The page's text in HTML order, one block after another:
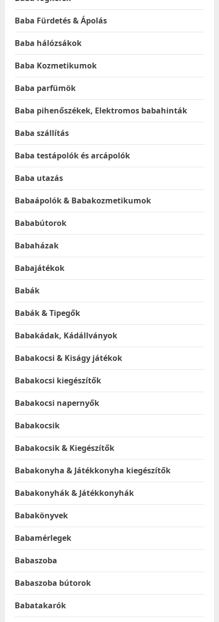
Baba Fürdetés & Ápolás
Baba hálózsákok
Baba Kozmetikumok
Baba parfümök
Baba pihenőszékek, Elektromos babahinták
Baba szállítás
Baba testápolók és arcápolók
Baba utazás
Babaápolók & Babakozmetikumok
Bababútorok
Babaházak
Babajátékok
Babák
Babák & Tipegők
Babakádak, Kádállványok
Babakocsi & Kiságy játékok
Babakocsi kiegészítők
Babakocsi napernyők
Babakocsik
Babakocsik & Kiegészítők
Babakonyha & Játékkonyha kiegészítők
Babakonyhák & Játékkonyhák
Babakönyvek
Babamérlegek
Babaszoba
Babaszoba bútorok
Babatakarók